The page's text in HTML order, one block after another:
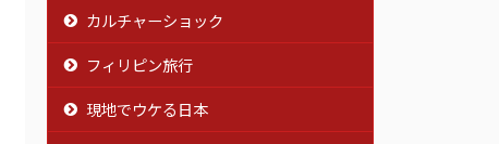
カルチャーショック
フィリピン旅行
現地でウケる日本